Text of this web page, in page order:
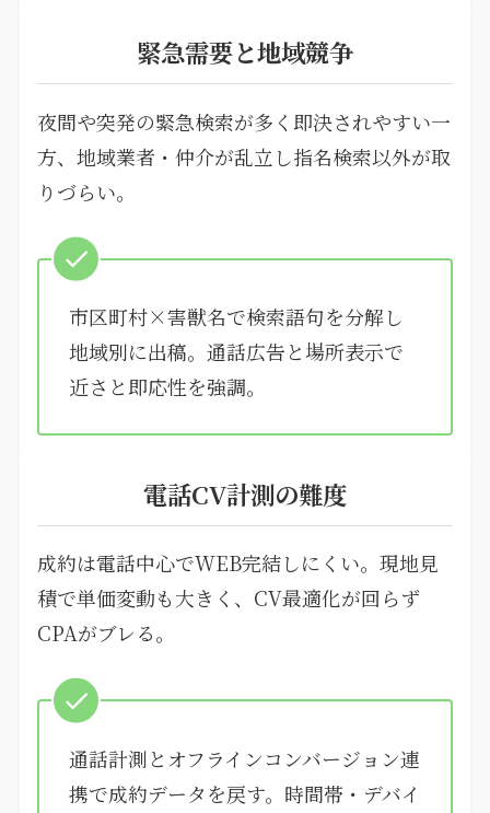
緊急需要と地域競争
夜間や突発の緊急検索が多く即決されやすい一
方、地域業者・仲介が乱立し指名検索以外が取
りづらい。
市区町村×害獣名で検索語句を分解し
地域別に出稿。通話広告と場所表示で
近さと即応性を強調。
電話CV計測の難度
成約は電話中心でWEB完結しにくい。現地見
積で単価変動も大きく、CV最適化が回らず
CPAがブレる。
通話計測とオフラインコンバージョン連
携で成約データを戻す。時間帯・デバイ